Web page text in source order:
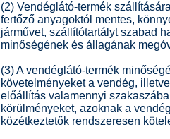
(2) Vendéglátó-termék
fertőző anyagoktól mentes,
járművet, szállítótartályt szabad
minőségének és állagának
(3) A vendéglátó-termék
követelményeket a vendég,
előállítás valamennyi
körülményeket, azoknak a
közétkeztetők rendszeresen